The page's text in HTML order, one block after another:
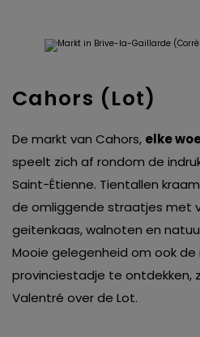
Cahors (Lot)
De markt van Cahors, elke
speelt zich af rondom de
Saint-Étienne. Tientallen
de omliggende straatjes met
geitenkaas, walnoten en
Mooie gelegenheid om ook
provinciestadje te ontdekken,
Valentré over de Lot.